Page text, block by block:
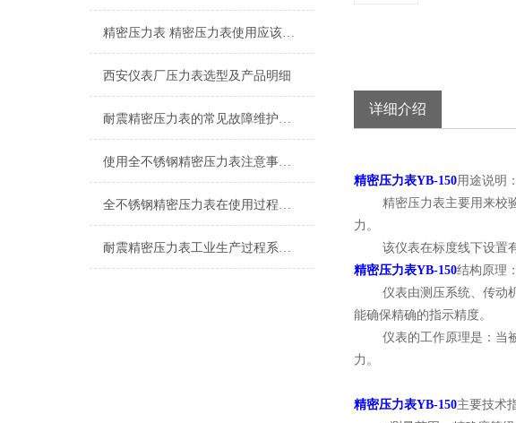
精密压力表 精密压力表使用应该注意的6个方面
西安仪表厂压力表选型及产品明细
耐震精密压力表的常见故障维护保养
使用全不锈钢精密压力表注意事项少不了
全不锈钢精密压力表在使用过程中的常见问题分析
耐震精密压力表工业生产过程系统组成
详细介绍
精密压力表YB-150用途说明：
精密压力表主要用来校验
力。
该仪表在标度线下设置有
精密压力表YB-150结构原理：
仪表由测压系统、传动机
能确保精确的指示精度。
仪表的工作原理是：当被
力。
精密压力表YB-150主要技术